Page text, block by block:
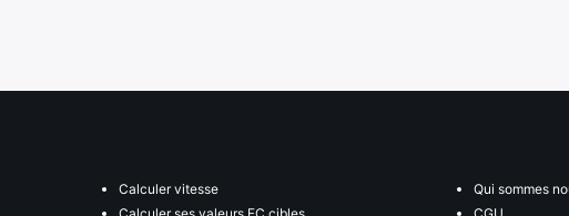
Calculer vitesse
Qui sommes